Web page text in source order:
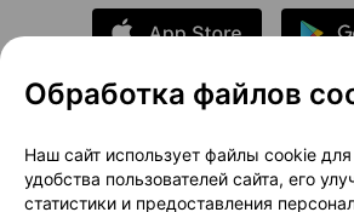
О проекте
Новости
Размещение рекламы
Обработка файлов
Наш сайт использует файлы cookie
удобства пользователей сайта, его
статистики и предоставления